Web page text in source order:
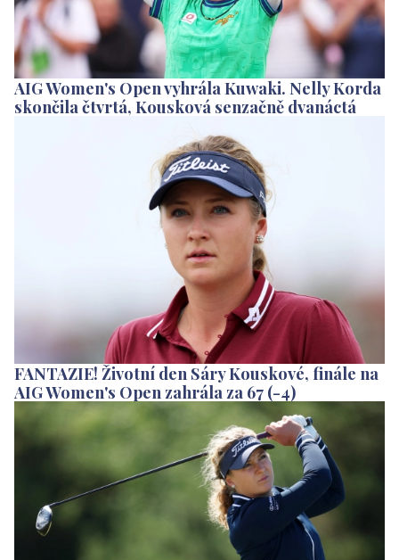
AIG Women's Open vyhrála Kuwaki. Nelly Korda
skončila čtvrtá, Kousková senzačně dvanáctá
FANTAZIE! Životní den Sáry Kouskové, finále na
AIG Women's Open zahrála za 67 (-4)